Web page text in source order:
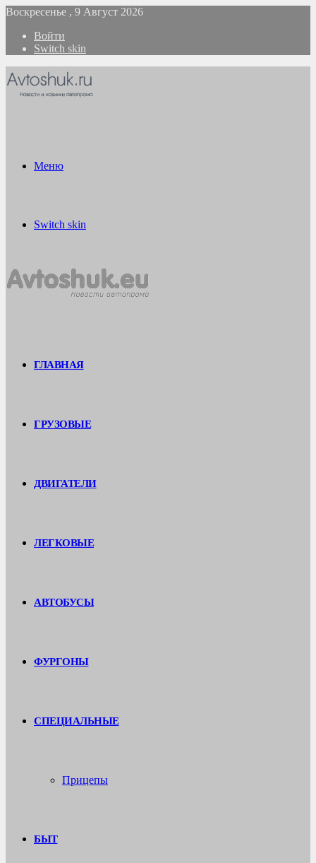
Воскресенье , 9 Август 2026
Войти
Switch skin
Меню
Switch skin
ГЛАВНАЯ
ГРУЗОВЫЕ
ДВИГАТЕЛИ
ЛЕГКОВЫЕ
АВТОБУСЫ
ФУРГОНЫ
СПЕЦИАЛЬНЫЕ
Прицепы
БЫТ